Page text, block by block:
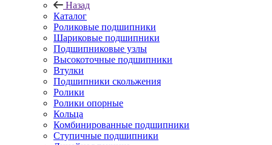
Назад
Каталог
Роликовые подшипники
Шариковые подшипники
Подшипниковые узлы
Высокоточные подшипники
Втулки
Подшипники скольжения
Ролики
Ролики опорные
Кольца
Комбинированные подшипники
Ступичные подшипники